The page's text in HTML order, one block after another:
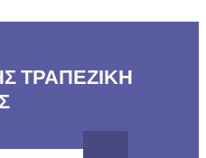
ΤΡΑΠΕΖΙΚΉ
Σ